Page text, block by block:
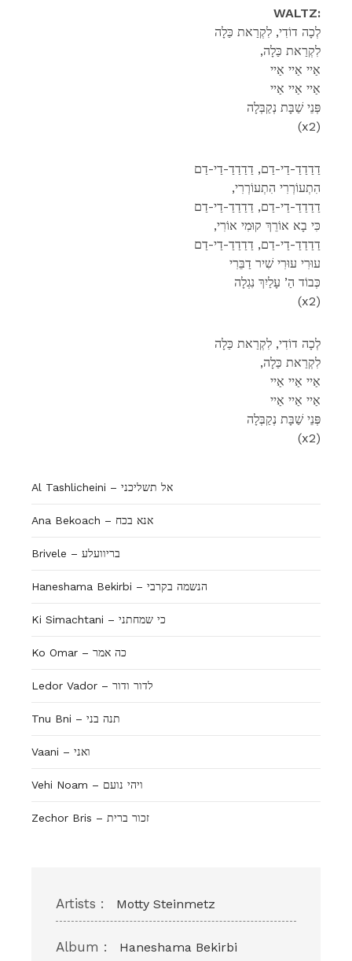
WALTZ:
לְכָה דוֹדִי, לִקְרַאת כַּלָה
,לִקְרַאת כַּלָה
אַיי אַיי אַיי
אַיי אַיי אַיי
פְּנֵי שַׁבָּת נְקַבְּלָה
(x2)
דַדַדַדַ-דַי-דַם, דַדַדַדַ-דַי-דַם
,הִתְעוֹרְרִי הִתְעוֹרְרִי
דַדַדַדַ-דַי-דַם, דַדַדַדַ-דַי-דַם
,כִּי בָא אוֹרֵךְ קוּמִי אוֹרִי
דַדַדַדַ-דַי-דַם, דַדַדַדַ-דַי-דַם
עוּרִי עוּרִי שִׁיר דַבֵּרִי
כְּבוֹד הַ’ עָלַיִךְ נִגְלָה
(x2)
לְכָה דוֹדִי, לִקְרַאת כַּלָה
,לִקְרַאת כַּלָה
אַיי אַיי אַיי
אַיי אַיי אַיי
פְּנֵי שַׁבָּת נְקַבְּלָה
(x2)
Al Tashlicheini – אל תשליכני
Ana Bekoach – אנא בכח
Brivele – בריוועלע
Haneshama Bekirbi – הנשמה בקרבי
Ki Simachtani – כי שמחתני
Ko Omar – כה אמר
Ledor Vador – לדור ודור
Tnu Bni – תנה בני
Vaani – ואני
Vehi Noam – ויהי נועם
Zechor Bris – זכור ברית
Artists : Motty Steinmetz
Album : Haneshama Bekirbi